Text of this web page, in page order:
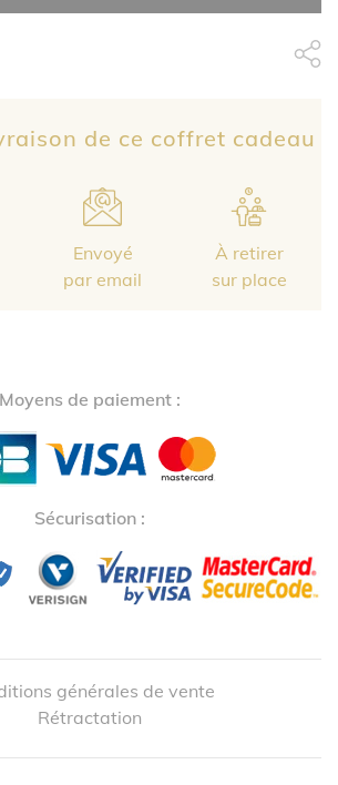
de ce coffret cadeau
Envoyé
par email
À retirer
sur place
Moyens de paiement :
Sécurisation :
générales de vente
Rétractation